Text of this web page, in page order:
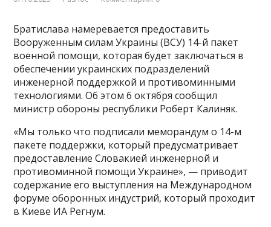
Братислава намеревается предоставить
Вооруженным силам Украины (ВСУ) 14-й пакет
военной помощи, которая будет заключаться в
обеспечении украинских подразделений
инженерной поддержкой и противоминными
технологиями. Об этом 6 октября сообщил
министр обороны республики Роберт Калиняк.
«Мы только что подписали меморандум о 14-м
пакете поддержки, который предусматривает
предоставление Словакией инженерной и
противоминной помощи Украине», — приводит
содержание его выступления на Международном
форуме оборонных индустрий, который проходит
в Киеве ИА Регнум.